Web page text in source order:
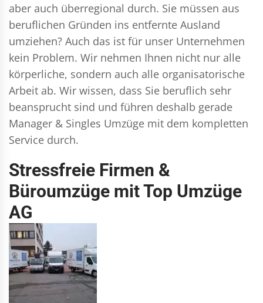
aber auch überregional durch. Sie müssen aus
beruflichen Gründen ins entfernte Ausland
umziehen? Auch das ist für unser Unternehmen
kein Problem. Wir nehmen Ihnen nicht nur alle
körperliche, sondern auch alle organisatorische
Arbeit ab. Wir wissen, dass Sie beruflich sehr
beansprucht sind und führen deshalb gerade
Manager & Singles Umzüge mit dem kompletten
Service durch.
Stressfreie Firmen &
Büroumzüge mit Top Umzüge
AG